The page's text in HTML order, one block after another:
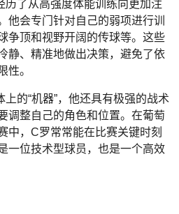
历了从高强度体能训练向更加注
他会专门针对自己的弱项进行训
争顶和视野开阔的传球等。这些
静、精准地做出决策，避免了依
性。
的“机器”，他还具有极强的战术
调整自己的角色和位置。在葡萄
中，C罗常常能在比赛关键时刻
一位技术型球员，也是一个高效